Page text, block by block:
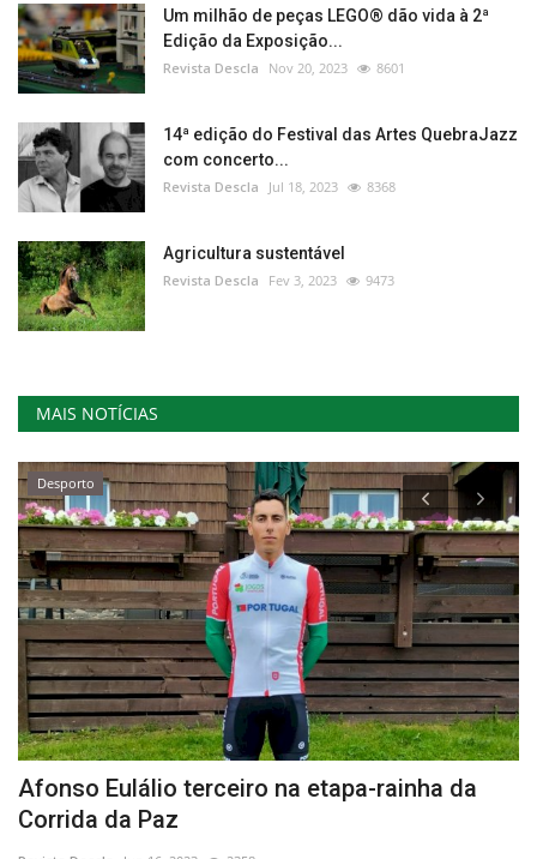
Um milhão de peças LEGO® dão vida à 2ª
Edição da Exposição...
Revista Descla Nov 20, 2023 8601
14ª edição do Festival das Artes QuebraJazz
com concerto...
Revista Descla Jul 18, 2023 8368
Agricultura sustentável
Revista Descla Fev 3, 2023 9473
MAIS NOTÍCIAS
Desporto
Afonso Eulálio terceiro na etapa-rainha da
Corrida da Paz